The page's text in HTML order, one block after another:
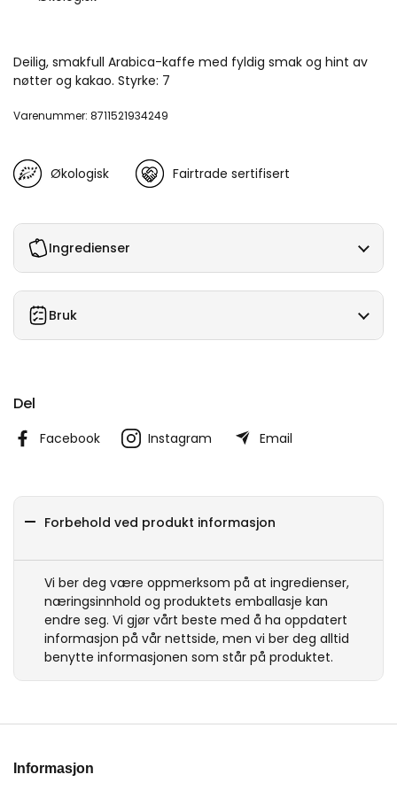
Deilig, smakfull Arabica-kaffe med fyldig smak og hint av
nøtter og kakao. Styrke: 7
Varenummer: 8711521934249
Økologisk Fairtrade sertifisert
Ingredienser
Bruk
Del
Facebook Instagram Email
Forbehold ved produkt informasjon
Vi ber deg være oppmerksom på at ingredienser,
næringsinnhold og produktets emballasje kan
endre seg. Vi gjør vårt beste med å ha oppdatert
informasjon på vår nettside, men vi ber deg alltid
benytte informasjonen som står på produktet.
Informasjon